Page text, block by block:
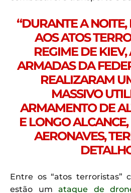
“DURANTE A NOITE,
AOS ATOS
REGIME DE KIEV,
ARMADAS DA
REALIZARAM
MASSIVO
ARMAMENTO DE
E LONGO
AERONAVES,
Entre os “atos terroristas”
estão umataque de